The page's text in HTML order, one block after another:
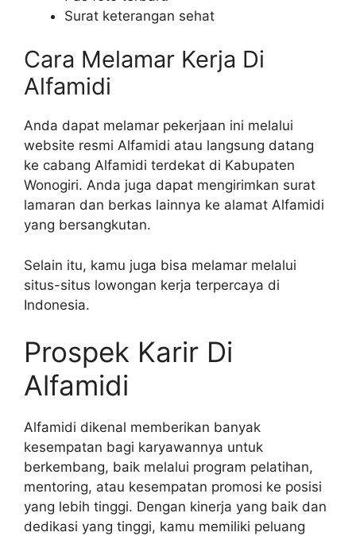
Surat keterangan sehat
Cara Melamar Kerja Di
Alfamidi
Anda dapat melamar pekerjaan ini melalui
website resmi Alfamidi atau langsung datang
ke cabang Alfamidi terdekat di Kabupaten
Wonogiri. Anda juga dapat mengirimkan surat
lamaran dan berkas lainnya ke alamat Alfamidi
yang bersangkutan.
Selain itu, kamu juga bisa melamar melalui
situs-situs lowongan kerja terpercaya di
Indonesia.
Prospek Karir Di
Alfamidi
Alfamidi dikenal memberikan banyak
kesempatan bagi karyawannya untuk
berkembang, baik melalui program pelatihan,
mentoring, atau kesempatan promosi ke posisi
yang lebih tinggi. Dengan kinerja yang baik dan
dedikasi yang tinggi, kamu memiliki peluang